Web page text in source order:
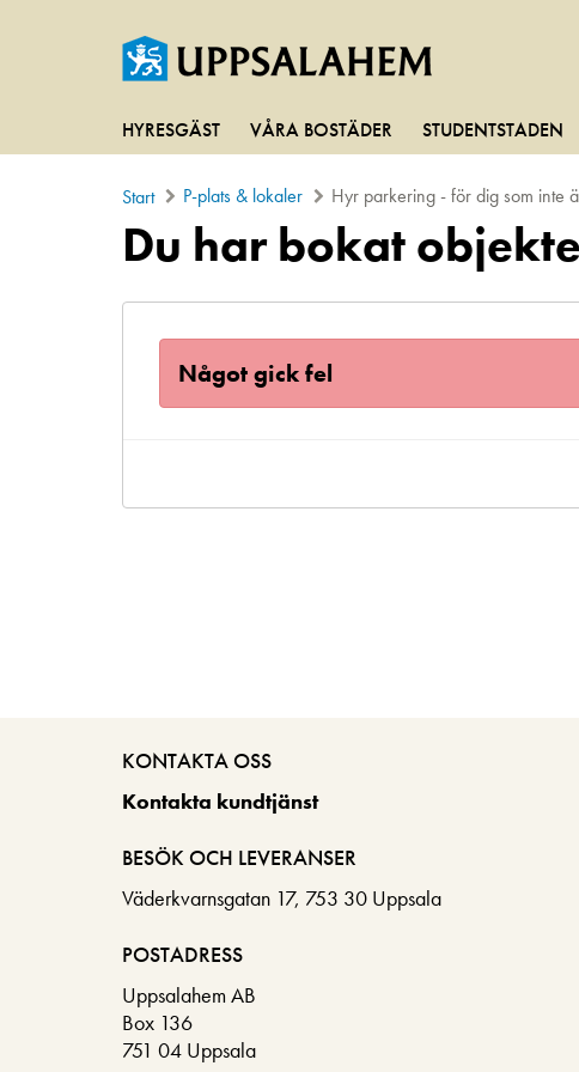
HYRESGÄST VÅRA BOSTÄDER STUDENTSTADEN
Start P-plats & lokaler Hyr parkering - för dig som inte
Du har bokat
Något gick fel
KONTAKTA OSS
Kontakta kundtjänst
BESÖK OCH LEVERANSER
Väderkvarnsgatan 17, 753 30 Uppsala
POSTADRESS
Uppsalahem AB
Box 136
751 04 Uppsala